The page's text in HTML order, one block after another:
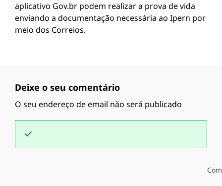
aplicativo Gov.br podem realizar a prova de vida
enviando a documentação necessária ao Ipern por
meio dos Correios.
Deixe o seu comentário
O seu endereço de email não será publicado